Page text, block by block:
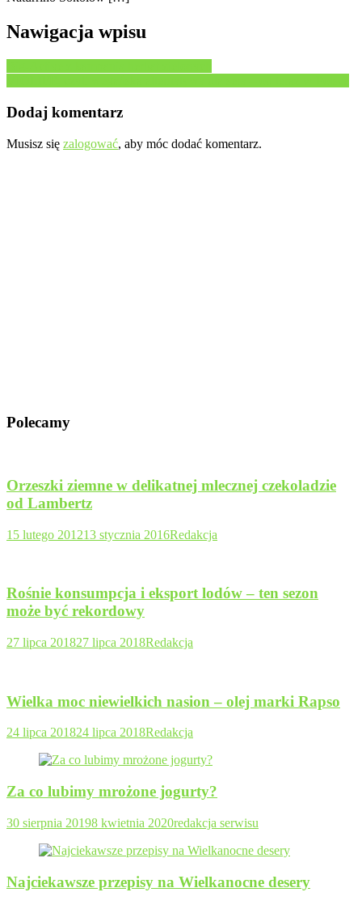
Nawigacja wpisu
Dodaj komentarz
Musisz się zalogować, aby móc dodać komentarz.
Polecamy
Orzeszki ziemne w delikatnej mlecznej czekoladzie
od Lambertz
15 lutego 201213 stycznia 2016Redakcja
Rośnie konsumpcja i eksport lodów – ten sezon
może być rekordowy
27 lipca 201827 lipca 2018Redakcja
Wielka moc niewielkich nasion – olej marki Rapso
24 lipca 201824 lipca 2018Redakcja
Za co lubimy mrożone jogurty?
30 sierpnia 20198 kwietnia 2020redakcja serwisu
Najciekawsze przepisy na Wielkanocne desery